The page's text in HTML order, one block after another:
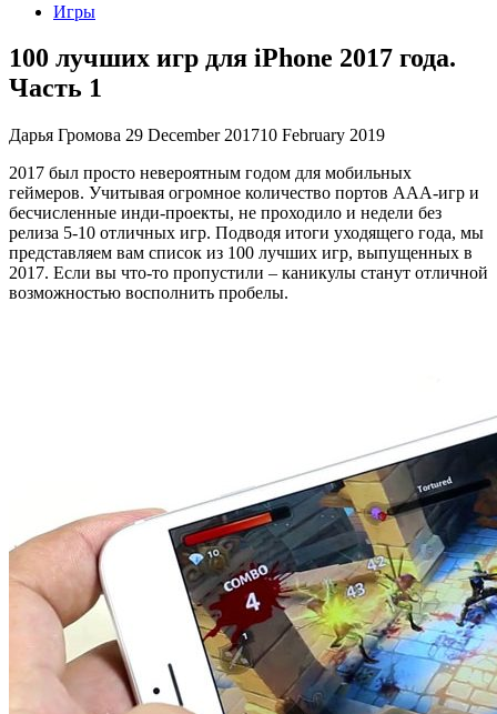
Игры
100 лучших игр для iPhone 2017 года.
Часть 1
Дарья Громова 29 December 201710 February 2019
2017 был просто невероятным годом для мобильных
геймеров. Учитывая огромное количество портов AAA-игр и
бесчисленные инди-проекты, не проходило и недели без
релиза 5-10 отличных игр. Подводя итоги уходящего года, мы
представляем вам список из 100 лучших игр, выпущенных в
2017. Если вы что-то пропустили – каникулы станут отличной
возможностью восполнить пробелы.